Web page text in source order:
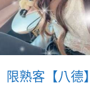
限熟客【八德